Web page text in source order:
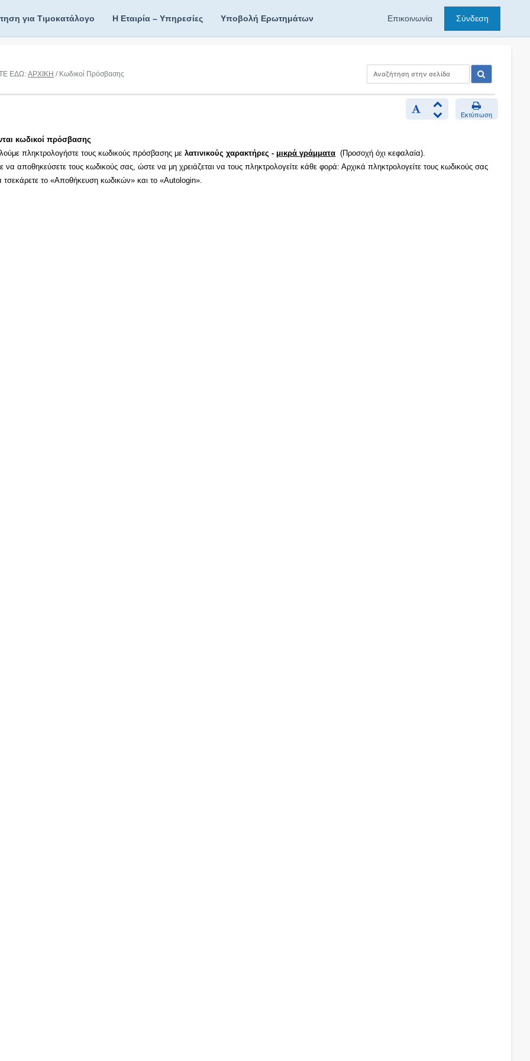
για Τιμοκατάλογο Η Εταιρία – Υπηρεσίες Υποβολή Ερωτημάτων Επικοινωνία Σύνδεση
ΕΔΩ:ΑΡΧΙΚΗ / Κωδικοί Πρόσβασης
Εκτύπωση
κωδικοί πρόσβασης
πληκτρολογήστε τους κωδικούς πρόσβασης μελατινικούς χαρακτήρες - μικρά γράμματα (Προσοχή όχι κεφαλαία).
να αποθηκεύσετε τους κωδικούς σας, ώστε να μη χρειάζεται να τους πληκτρολογείτε κάθε φορά: Αρχικά πληκτρολογείτε τους κωδικούς σας
τσεκάρετε το «Αποθήκευση κωδικών» και το «Autologin».